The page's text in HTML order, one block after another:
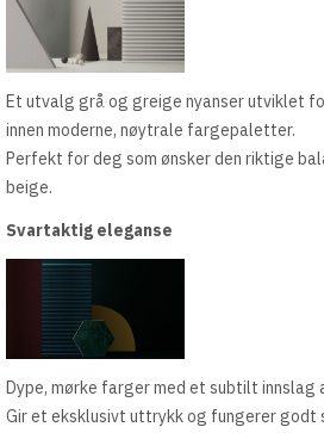
Et utvalg grå og greige nyanser utviklet
innen moderne, nøytrale fargepaletter.
Perfekt for deg som ønsker den riktige
beige.
Svartaktig eleganse
Dype, mørke farger med et subtilt innslag
Gir et eksklusivt uttrykk og fungerer godt